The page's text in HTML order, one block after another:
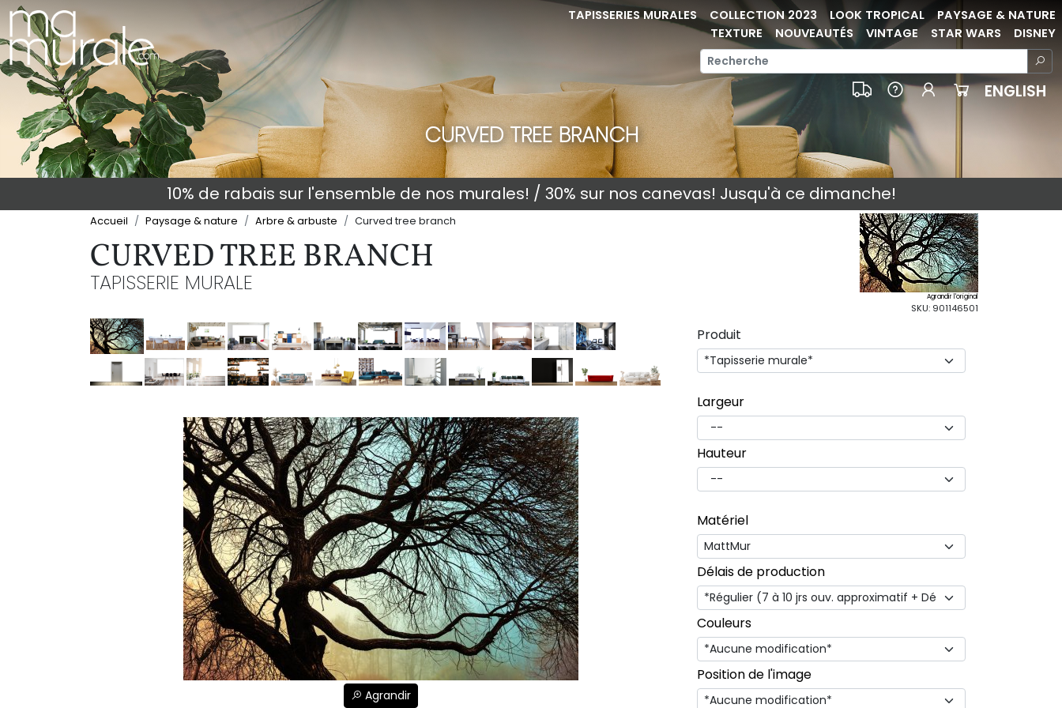
TAPISSERIES MURALES COLLECTION 2023 LOOK TROPICAL
PAYSAGE & NATURE
TEXTURE
NOUVEAUTÉS VINTAGE STAR WARS DISNEY
ENGLISH
CURVED TREE BRANCH
10% de rabais sur l'ensemble de nos murales! / 30% sur nos canevas! Jusqu'à ce dimanche!
Accueil Paysage & nature Arbre & arbuste Curved tree branch
CURVED TREE BRANCH
TAPISSERIE MURALE
Agrandir l'original
SKU: 901146501
Agrandir
Produit
Largeur
Hauteur
Matériel
Délais de production
Couleurs
Position de l'image